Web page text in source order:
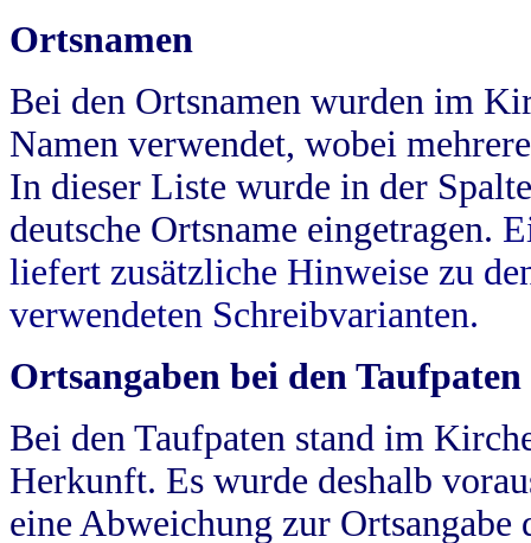
Ortsnamen
Bei den Ortsnamen wurden im
Namen verwendet, wobei
In dieser Liste wurde in der
deutsche Ortsname eingetragen.
liefert zusätzliche Hinweise zu
verwendeten Schreibvarianten.
Ortsangaben bei den Taufpaten
Bei den Taufpaten stand im
Herkunft. Es wurde deshalb
eine Abweichung zur